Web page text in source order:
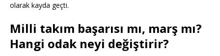
olarak kayda geçti.
Milli takım başarısı mı, marş mı?
Hangi odak neyi değiştirir?